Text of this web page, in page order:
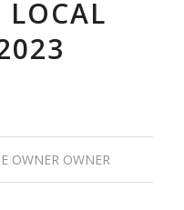
OWNER OWNER